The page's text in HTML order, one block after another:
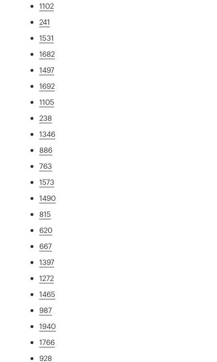
1102
241
1531
1682
1497
1692
1105
238
1346
886
763
1573
1490
815
620
667
1397
1272
1465
987
1940
1766
928